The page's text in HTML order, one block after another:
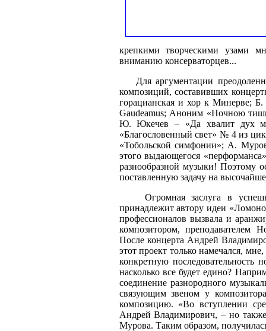
крепкими творческими узами
вниманию консерваторцев...
Для аргументации
композиций, составивших
горацианская и хор к Минерве; Б.
Gaudeamus; Аноним «Ночною
Ю. Юкечев – «Да хвалит дух
«Благословенный свет» № 4 из
«Тобольской симфонии»; А.
этого выдающегося
разнообразной музыки! Поэтому
поставленную задачу на
Огромная заслуга в
принадлежит автору идеи
профессионалов вызвала и
композитором, преподавателем
После концерта Андрей
этот проект только намечался,
конкретную последовательность
насколько все будет едино?
соединение разнородного
связующим звеном у
композицию. «Во вступлении
Андрей Владимирович, – но
Мурова. Таким образом,